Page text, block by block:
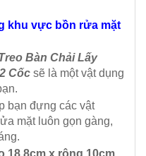
khu vực bồn rửa mặt
Bàn Chải Lấy
Cốc sẽ là một vật dụng
bạn đựng các vật
mặt luôn gọn gàng,
18.8cm x rộng 10cm